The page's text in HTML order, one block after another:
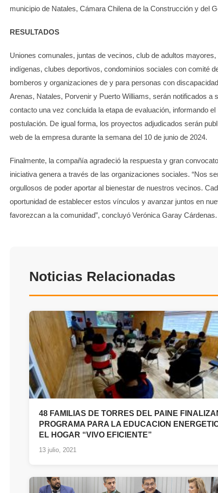
municipio de Natales, Cámara Chilena de la Construcción y del
RESULTADOS
Uniones comunales, juntas de vecinos, club de adultos
indígenas, clubes deportivos, condominios sociales con comité
bomberos y organizaciones de y para personas con
Arenas, Natales, Porvenir y Puerto Williams, serán notificados a
contacto una vez concluida la etapa de evaluación, informando
postulación. De igual forma, los proyectos adjudicados serán
web de la empresa durante la semana del 10 de junio de 2024.
Finalmente, la compañía agradeció la respuesta y gran
iniciativa genera a través de las organizaciones sociales. “Nos
orgullosos de poder aportar al bienestar de nuestros vecinos.
oportunidad de establecer estos vínculos y avanzar juntos en
favorezcan a la comunidad”, concluyó Verónica Garay Cárdenas.
Noticias Relacionadas
48 FAMILIAS DE TORRES DEL PAINE
PROGRAMA PARA LA EDUCACION
EL HOGAR “VIVO EFICIENTE”
13 julio, 2021